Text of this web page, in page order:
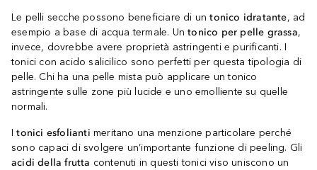
Le pelli secche possono beneficiare di untonico idratante, ad
esempio a base di acqua termale. Untonico per pelle grassa,
invece, dovrebbe avere proprietà astringenti e purificanti. I
tonici con acido salicilico sono perfetti per questa tipologia di
pelle. Chi ha una pelle mista può applicare un tonico
astringente sulle zone più lucide e uno emolliente su quelle
normali.
Itonici esfolianti meritano una menzione particolare perché
sono capaci di svolgere un’importante funzione di peeling. Gli
acidi della frutta contenuti in questi tonici viso uniscono un